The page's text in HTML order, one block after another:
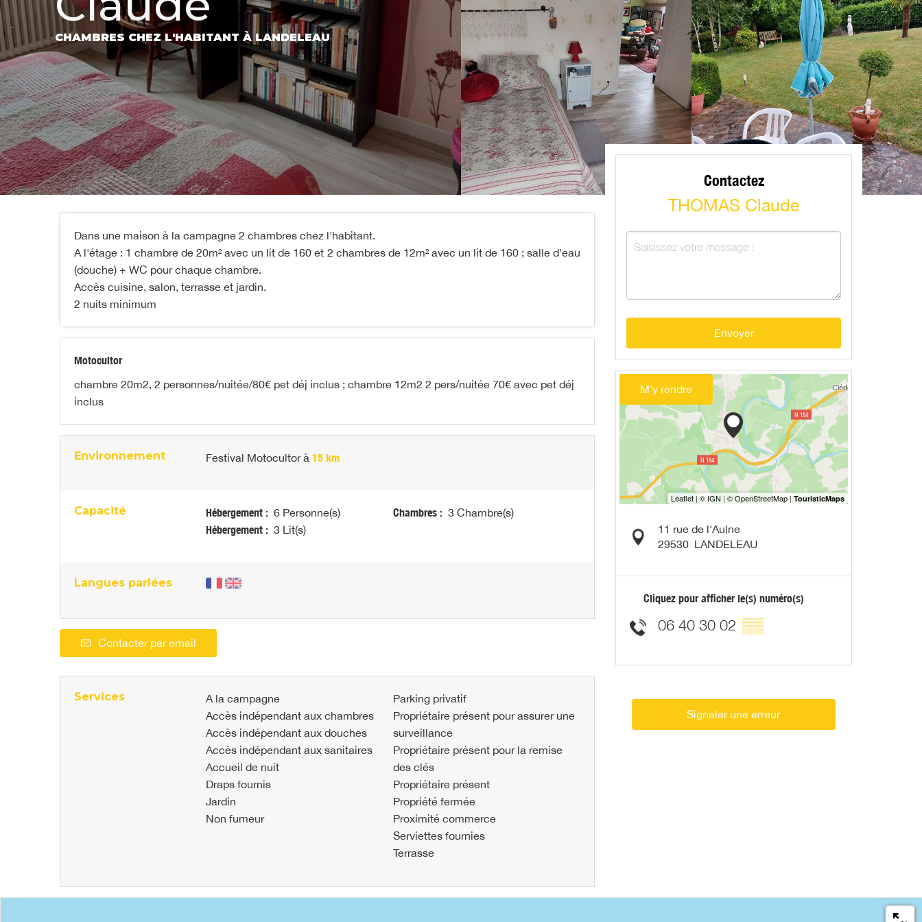
CHAMBRES CHEZ L'HABITANT À LANDELEAU
Dans une maison à la campagne 2 chambres chez l'habitant.
A l'étage : 1 chambre de 20m² avec un lit de 160 et 2 chambres de 12m² avec un lit de 160 ; salle d'eau
(douche) + WC pour chaque chambre.
Accès cuisine, salon, terrasse et jardin.
2 nuits minimum
Motocultor
chambre 20m2, 2 personnes/nuitée/80€ pet déj inclus ; chambre 12m2 2 pers/nuitée 70€ avec pet déj
inclus
Environnement Festival Motocultorà 15 km
Capacité Hébergement : 6 Personne(s) Chambres : 3 Chambre(s)
Hébergement : 3 Lit(s)
Langues parlées
Contacter par email
Services
A la campagne
Accès indépendant aux chambres
Accès indépendant aux douches
Accès indépendant aux sanitaires
Accueil de nuit
Draps fournis
Jardin
Non fumeur
Parking privatif
Propriétaire présent pour assurer une
surveillance
Propriétaire présent pour la remise
des clés
Propriétaire présent
Propriété fermée
Proximité commerce
Serviettes fournies
Terrasse
Contactez
THOMAS Claude
Envoyer
M'y rendre
11 rue de l'Aulne
29530 LANDELEAU
Cliquez pour afficher le(s) numéro(s)
06 40 30 02 ▒▒
Signaler une erreur